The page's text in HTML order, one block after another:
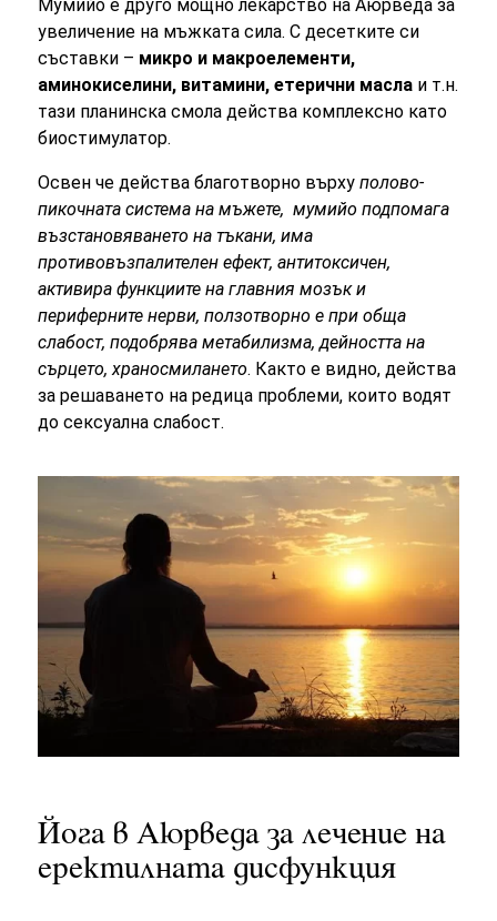
Мумийо е друго мощно лекарство на Аюрведа за
увеличение на мъжката сила. С десетките си
съставки – микро и макроелементи,
аминокиселини, витамини, етерични масла и т.н.
тази планинска смола действа комплексно като
биостимулатор.
Освен че действа благотворно върхуполово-
пикочната система на мъжете, мумийо подпомага
възстановяването на тъкани, има
противовъзпалителен ефект, антитоксичен,
активира функциите на главния мозък и
периферните нерви, ползотворно е при обща
слабост, подобрява метабилизма, дейността на
сърцето, храносмилането. Както е видно, действа
за решаването на редица проблеми, които водят
до сексуална слабост.
Йога в Аюрведа за лечение на
еректилната дисфункция